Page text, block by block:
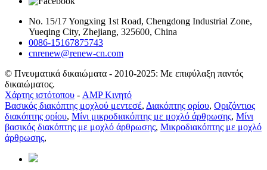
No. 15/17 Yongxing 1st Road, Chengdong Industrial Zone,
Yueqing City, Zhejiang, 325600, China
0086-15167875743
cnrenew@renew-cn.com
© Πνευματικά δικαιώματα - 2010-2025: Με επιφύλαξη παντός
δικαιώματος.
Χάρτης ιστότοπου - AMP Κινητό
Βασικός διακόπτης μοχλού μεντεσέ, Διακόπτης ορίου, Οριζόντιος
διακόπτης ορίου, Μίνι μικροδιακόπτης με μοχλό άρθρωσης, Μίνι
βασικός διακόπτης με μοχλό άρθρωσης, Μικροδιακόπτης με μοχλό
άρθρωσης,